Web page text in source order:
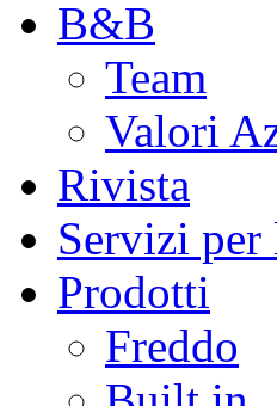
B&B
Team
Valori
Rivista
Servizi per
Prodotti
Freddo